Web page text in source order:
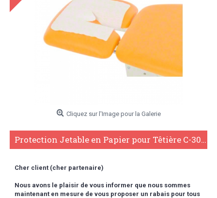
Cliquez sur l'Image pour la Galerie
Protection Jetable en Papier pour Têtière C-305XXL
Cher client (cher partenaire)
Nous avons le plaisir de vous informer que nous sommes
maintenant en mesure de vous proposer un rabais pour tous